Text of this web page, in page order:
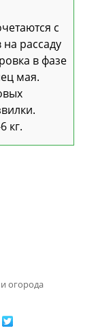
с
рассаду
в фазе
мая.
кг.
огорода